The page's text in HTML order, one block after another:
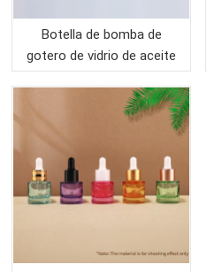
Botella de bomba de
gotero de vidrio de aceite
esencial esmerilado
cosmético